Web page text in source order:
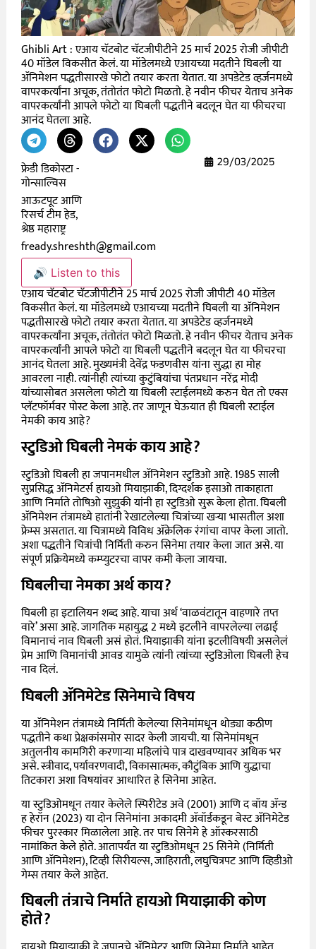
Ghibli Art : एआय चॅटबोट चॅटजीपीटीने 25 मार्च 2025 रोजी जीपीटी
40 मॉडेल विकसीत केलं. या मॉडेलमध्ये एआयच्या मदतीने घिबली या
ॲनिमेशन पद्धतीसारखे फोटो तयार करता येतात. या अपडेटेड व्हर्जनमध्ये
वापरकर्त्यांना अचूक, तंतोतंत फोटो मिळतो. हे नवीन फीचर येताच अनेक
वापरकर्त्यांनी आपले फोटो या घिबली पद्धतीने बदलून घेत या फीचरचा
आनंद घेतला आहे.
फ्रेडी डिकोस्टा -
गोन्साल्विस
आऊटपूट आणि
रिसर्च टीम हेड,
श्रेष्ठ महाराष्ट्र
fready.shreshth@gmail.com
29/03/2025
🔊 Listen to this
एआय चॅटबोट चॅटजीपीटीने 25 मार्च 2025 रोजी जीपीटी 40 मॉडेल
विकसीत केलं. या मॉडेलमध्ये एआयच्या मदतीने घिबली या ॲनिमेशन
पद्धतीसारखे फोटो तयार करता येतात. या अपडेटेड व्हर्जनमध्ये
वापरकर्त्यांना अचूक, तंतोतंत फोटो मिळतो. हे नवीन फीचर येताच अनेक
वापरकर्त्यांनी आपले फोटो या घिबली पद्धतीने बदलून घेत या फीचरचा
आनंद घेतला आहे. मुख्यमंत्री देवेंद्र फडणवीस यांना सुद्धा हा मोह
आवरला नाही. त्यांनीही त्यांच्या कुटुंबियांचा पंतप्रधान नरेंद्र मोदी
यांच्यासोबत असलेला फोटो या घिबली स्टाईलमध्ये करुन घेत तो एक्स
प्लॅटफॉर्मवर पोस्ट केला आहे. तर जाणून घेऊयात ही घिबली स्टाईल
नेमकी काय आहे?
स्टुडिओ घिबली नेमकं काय आहे?
स्टुडिओ घिबली हा जपानमधीलॲनिमेशन स्टुडिओ आहे. 1985 साली
सुप्रसिद्ध ॲनिमेटर्स हायओ मियाझाकी, दिग्दर्शक इसाओ ताकाहाता
आणि निर्माते तोषिओ सुझुकी यांनी हा स्टुडिओ सुरू केला होता. घिबली
ॲनिमेशन तंत्रामध्ये हातांनी रेखाटलेल्या चित्रांच्या खऱ्या भासतील अशा
फ्रेम्स असतात. या चित्रामध्ये विविध ॲक्रेलिक रंगांचा वापर केला जातो.
अशा पद्धतीने चित्रांची निर्मिती करुन सिनेमा तयार केला जात असे. या
संपूर्ण प्रक्रियेमध्ये कम्प्युटरचा वापर कमी केला जायचा.
घिबलीचा नेमका अर्थ काय?
घिबली हा इटालियन शब्द आहे. याचा अर्थ ‘वाळवंटातून वाहणारे तप्त
वारे’ असा आहे. जागतिक महायुद्ध 2 मध्ये इटलीने वापरलेल्या लढाई
विमानाचं नाव घिबली असं होतं. मियाझाकी यांना इटलीविषयी असलेलं
प्रेम आणि विमानांची आवड यामुळे त्यांनी त्यांच्या स्टुडिओला घिबली हेच
नाव दिलं.
घिबली ॲनिमेटेड सिनेमाचे विषय
या ॲनिमेशन तंत्रामध्ये निर्मिती केलेल्या सिनेमांमधून थोड्या कठीण
पद्धतीने कथा प्रेक्षकांसमोर सादर केली जायची. या सिनेमांमधून
अतुलनीय कामगिरी करणाऱ्या महिलांचे पात्र दाखवण्यावर अधिक भर
असे. स्त्रीवाद, पर्यावरणवादी, विकासात्मक, कौटुंबिक आणि युद्धाचा
तिटकारा अशा विषयांवर आधारित हे सिनेमा आहेत.
या स्टुडिओमधून तयार केलेले स्पिरीटेड अवे (2001) आणि द बॉय ॲन्ड
ह हेरॉन (2023) या दोन सिनेमांना अकादमी ॲवॉर्डकडून बेस्ट ॲनिमेटेड
फीचर पुरस्कार मिळालेला आहे. तर पाच सिनेमे हे ऑस्करसाठी
नामांकित केले होते. आतापर्यंत या स्टुडिओमधून 25 सिनेमे (निर्मिती
आणि ॲनिमेशन), टिव्ही सिरीयल्स, जाहिराती, लघुचित्रपट आणि व्हिडीओ
गेम्स तयार केले आहेत.
घिबली तंत्राचे निर्माते हायओ मियाझाकी कोण
होते?